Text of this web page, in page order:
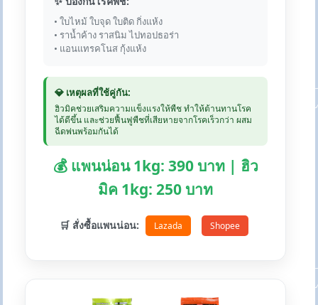
• ใบไหม้ ใบจุด ใบติด กิ่งแห้ง
• ราน้ำค้าง ราสนิม ไปทอปธอร่า
• แอนแทรคโนส กุ้งแห้ง
💎 เหตุผลที่ใช้คู่กัน:
ฮิวมิคช่วยเสริมความแข็งแรงให้พืช ทำให้ต้านทานโรค
ได้ดีขึ้น และช่วยฟื้นฟูพืชที่เสียหายจากโรคเร็วกว่า ผสม
ฉีดพ่นพร้อมกันได้
💰 แพนน่อน 1kg: 390 บาท | ฮิว
มิค 1kg: 250 บาท
🛒 สั่งซื้อแพนน่อน: Lazada Shopee